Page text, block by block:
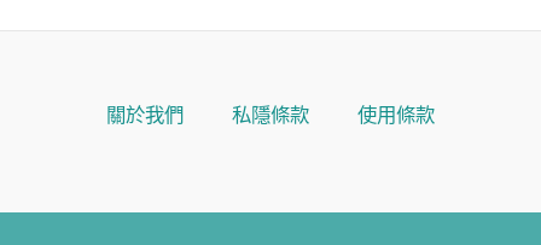
關於我們 私隱條款 使用條款